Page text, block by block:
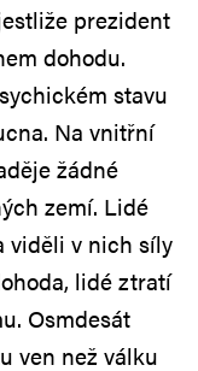
prezident
dohodu.
stavu
Na vnitřní
žádné
zemí. Lidé
viděli v nich síly
lidé ztratí
Osmdesát
ven než válku